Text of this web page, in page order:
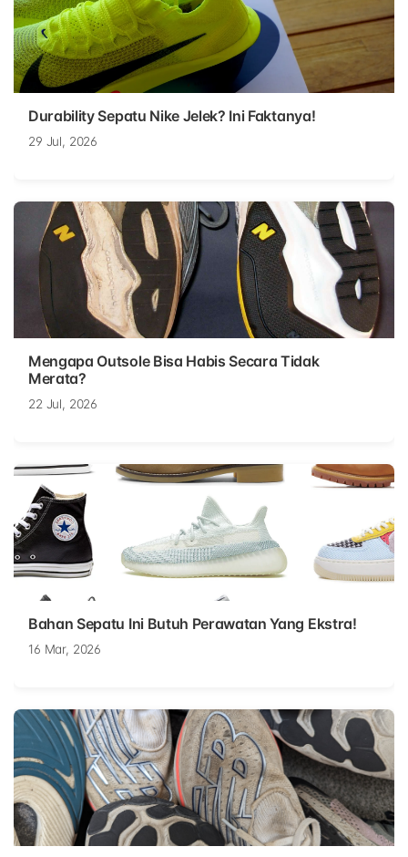
Durability Sepatu Nike Jelek? Ini Faktanya!
29 Jul, 2026
Mengapa Outsole Bisa Habis Secara Tidak
Merata?
22 Jul, 2026
Bahan Sepatu Ini Butuh Perawatan Yang Ekstra!
16 Mar, 2026